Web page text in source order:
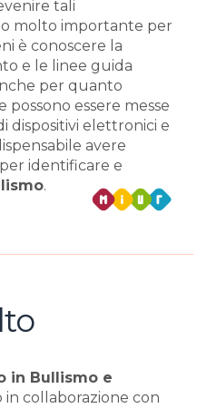
tali
molto importante per
è conoscere la
e le linee guida
per quanto
essere messe
dispositivi elettronici e
avere
identificare e
.
in Bullismo e
in collaborazione con